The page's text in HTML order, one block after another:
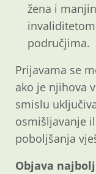
žena i
područjima.
Prijavama se
ako je njihova
smislu
osmišljavanje
poboljšanja
Objava